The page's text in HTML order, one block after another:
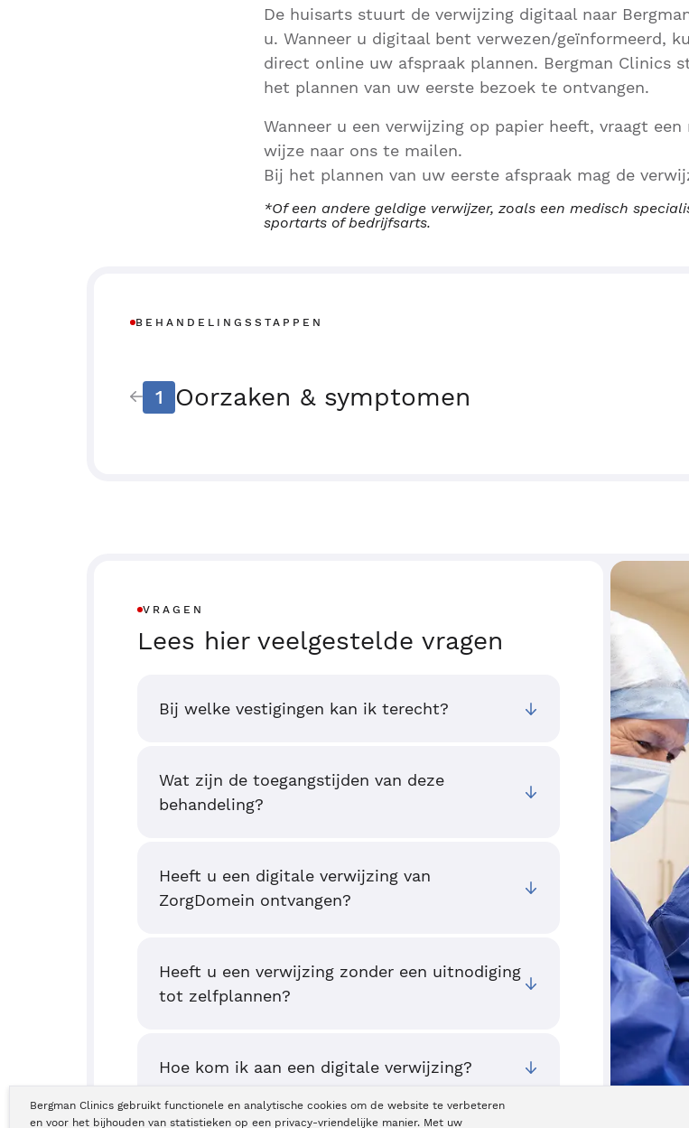
Bergman Clinics gebruikt functionele en analytische cookies om de website te verbeteren
en voor het bijhouden van statistieken op een privacy-vriendelijke manier. Met uw
De huisarts stuurt de verwijzing digitaal naar
u. Wanneer u digitaal bent verwezen/geïnformeerd,
direct online uw afspraak plannen. Bergman Clinics
het plannen van uw eerste bezoek te ontvangen.
Wanneer u een verwijzing op papier heeft, vraagt
wijze naar ons te mailen.
Bij het plannen van uw eerste afspraak mag de
*Of een andere geldige verwijzer, zoals een medisch
sportarts of bedrijfsarts.
BEHANDELINGSSTAPPEN
1 Oorzaken & symptomen
VRAGEN
Lees hier veelgestelde vragen
Bij welke vestigingen kan ik terecht?
Wat zijn de toegangstijden van deze
behandeling?
Heeft u een digitale verwijzing van
ZorgDomein ontvangen?
Heeft u een verwijzing zonder een uitnodiging
tot zelfplannen?
Hoe kom ik aan een digitale verwijzing?